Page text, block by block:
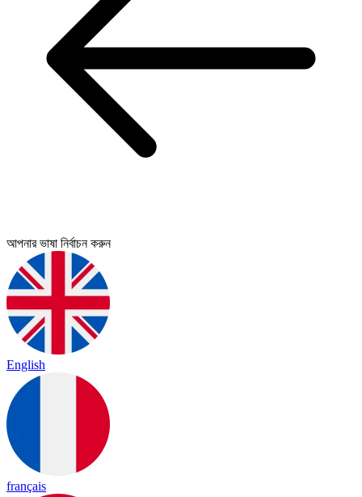
আপনার ভাষা নির্বাচন করুন
English
français